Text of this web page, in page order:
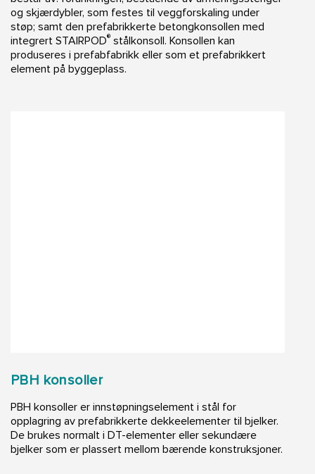
og skjærdybler, som festes til veggforskaling under
støp; samt den prefabrikkerte betongkonsollen med
integrert STAIRPOD® stålkonsoll. Konsollen kan
produseres i prefabfabrikk eller som et prefabrikkert
element på byggeplass.
PBH konsoller
PBH konsoller er innstøpningselement i stål for
opplagring av prefabrikkerte dekkeelementer til bjelker.
De brukes normalt i DT-elementer eller sekundære
bjelker som er plassert mellom bærende konstruksjoner.